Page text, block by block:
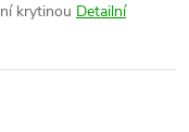
krytinou Detailní